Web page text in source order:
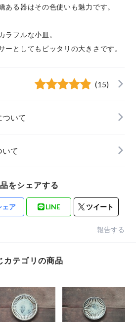
ある器はその色使いも魅力です。
ラフルな小皿。
ーとしてもピッタリの大きさです。
(15)
いて
いて
をシェアする
ェア LINE ツイート
報告する
カテゴリの商品